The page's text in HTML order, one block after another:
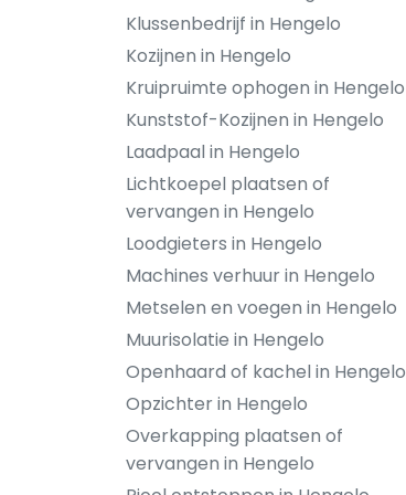
Klussenbedrijf in Hengelo
Kozijnen in Hengelo
Kruipruimte ophogen in Hengelo
Kunststof-Kozijnen in Hengelo
Laadpaal in Hengelo
Lichtkoepel plaatsen of
vervangen in Hengelo
Loodgieters in Hengelo
Machines verhuur in Hengelo
Metselen en voegen in Hengelo
Muurisolatie in Hengelo
Openhaard of kachel in Hengelo
Opzichter in Hengelo
Overkapping plaatsen of
vervangen in Hengelo